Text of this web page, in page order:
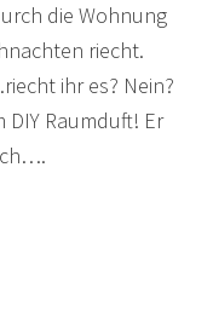
die Wohnung
riecht.
ihr es? Nein?
Raumduft! Er